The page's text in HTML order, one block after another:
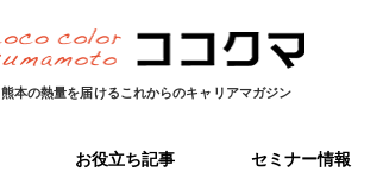
熊本の熱量を届けるこれからのキャリアマガジン
お役立ち記事 セミナー情報